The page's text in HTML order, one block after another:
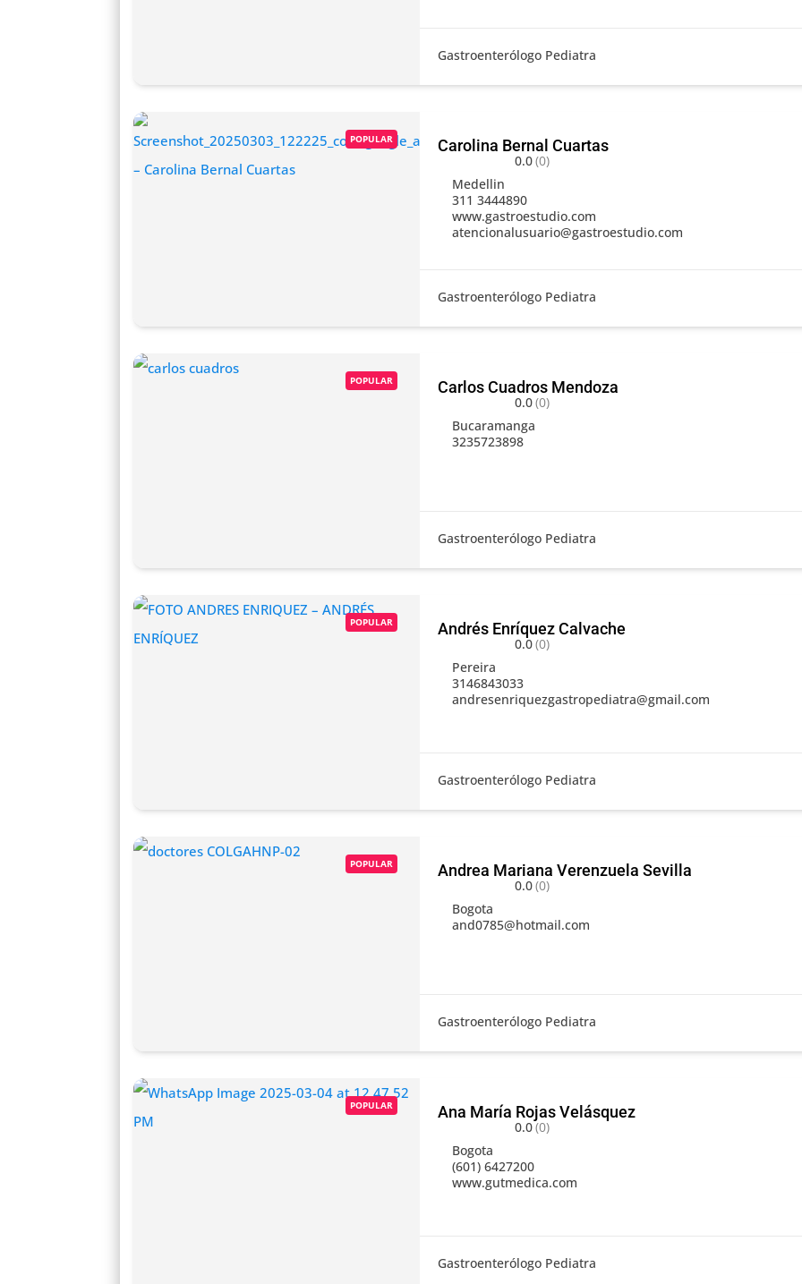
Gastroenterólogo Pediatra
POPULAR Carolina Bernal Cuartas
0.0(0)
Medellin
311 3444890
www.gastroestudio.com
atencionalusuario@gastroestudio.com
Gastroenterólogo Pediatra
POPULAR Carlos Cuadros Mendoza
0.0(0)
Bucaramanga
3235723898
Gastroenterólogo Pediatra
POPULAR Andrés Enríquez Calvache
0.0(0)
Pereira
3146843033
andresenriquezgastropediatra@gmail.com
Gastroenterólogo Pediatra
POPULAR Andrea Mariana Verenzuela Sevilla
0.0(0)
Bogota
and0785@hotmail.com
Gastroenterólogo Pediatra
POPULAR Ana María Rojas Velásquez
0.0(0)
Bogota
(601) 6427200
www.gutmedica.com
Gastroenterólogo Pediatra